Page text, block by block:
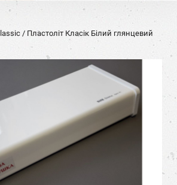
/ Пластоліт Класік Білий глянцевий